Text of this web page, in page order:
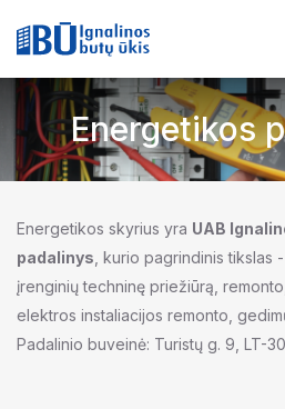
Energetikos
Energetikos skyrius yra UAB
padalinys , kurio pagrindinis
įrenginių techninę priežiūrą,
elektros instaliacijos remonto,
Padalinio buveinė: Turistų g. 9, LT-